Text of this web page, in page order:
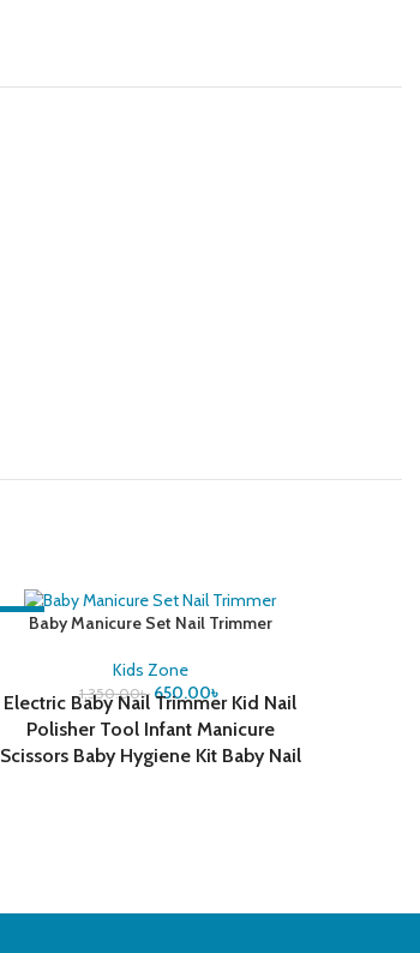
-52%Baby Manicure Set Nail Trimmer
Kids Zone
1,350.00৳ 650.00৳
Electric Baby Nail Trimmer Kid Nail
Polisher Tool Infant Manicure
Scissors Baby Hygiene Kit Baby Nail
জন্য নিয়ে